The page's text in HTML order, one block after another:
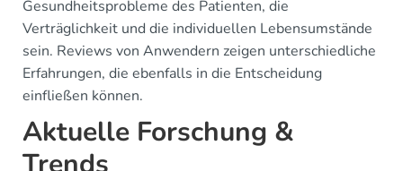
Gesundheitsprobleme des Patienten, die
Verträglichkeit und die individuellen Lebensumstände
sein. Reviews von Anwendern zeigen unterschiedliche
Erfahrungen, die ebenfalls in die Entscheidung
einfließen können.
Aktuelle Forschung &